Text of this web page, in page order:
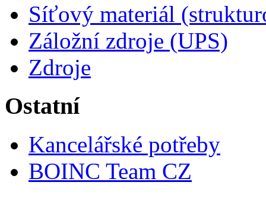
Síťový materiál
Záložní zdroje (UPS)
Zdroje
Ostatní
Kancelářské potřeby
BOINC Team CZ